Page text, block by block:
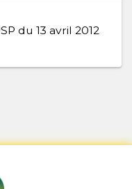
du 13 avril 2012